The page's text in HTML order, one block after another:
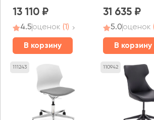
13 110
4.5оценок (1)
В корзину
31 635
5.0оценок
В корзину
111243 110942